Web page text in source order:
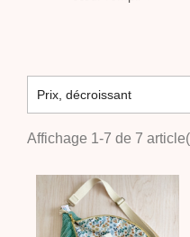
Prix, décroissant
Affichage 1-7 de 7